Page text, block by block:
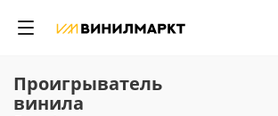
Проигрыватель
винила